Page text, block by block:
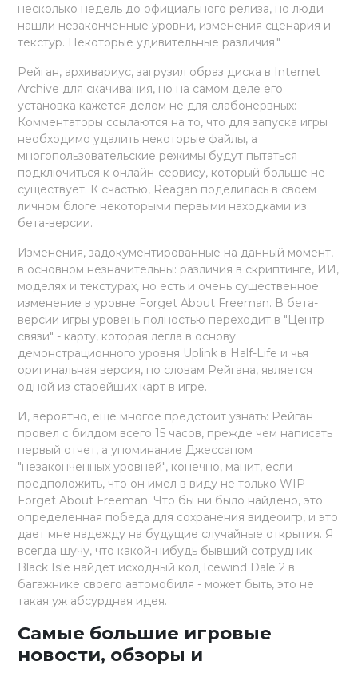
несколько недель до официального релиза, но люди
нашли незаконченные уровни, изменения сценария и
текстур. Некоторые удивительные различия."
Рейган, архивариус, загрузил образ диска в Internet
Archive для скачивания, но на самом деле его
установка кажется делом не для слабонервных:
Комментаторы ссылаются на то, что для запуска игры
необходимо удалить некоторые файлы, а
многопользовательские режимы будут пытаться
подключиться к онлайн-сервису, который больше не
существует. К счастью, Reagan поделилась в своем
личном блоге некоторыми первыми находками из
бета-версии.
Изменения, задокументированные на данный момент,
в основном незначительны: различия в скриптинге, ИИ,
моделях и текстурах, но есть и очень существенное
изменение в уровне Forget About Freeman. В бета-
версии игры уровень полностью переходит в "Центр
связи" - карту, которая легла в основу
демонстрационного уровня Uplink в Half-Life и чья
оригинальная версия, по словам Рейгана, является
одной из старейших карт в игре.
И, вероятно, еще многое предстоит узнать: Рейган
провел с билдом всего 15 часов, прежде чем написать
первый отчет, а упоминание Джессапом
"незаконченных уровней", конечно, манит, если
предположить, что он имел в виду не только WIP
Forget About Freeman. Что бы ни было найдено, это
определенная победа для сохранения видеоигр, и это
дает мне надежду на будущие случайные открытия. Я
всегда шучу, что какой-нибудь бывший сотрудник
Black Isle найдет исходный код Icewind Dale 2 в
багажнике своего автомобиля - может быть, это не
такая уж абсурдная идея.
Самые большие игровые
новости, обзоры и